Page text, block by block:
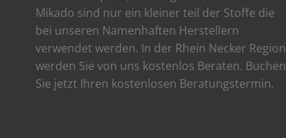
Mikado sind nur ein kleiner teil der Stoffe die
bei unseren Namenhaften Herstellern
verwendet werden. In der Rhein Necker Region
werden Sie von uns kostenlos Beraten. Buchen
Sie jetzt Ihren kostenlosen Beratungstermin.